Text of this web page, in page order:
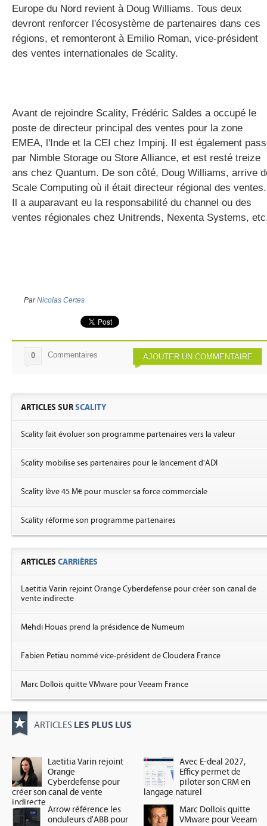
Europe du Nord revient à Doug Williams. Tous deux
devront renforcer l'écosystème de partenaires dans ces
régions, et remonteront à Emilio Roman, vice-président
des ventes internationales de Scality.
Avant de rejoindre Scality, Frédéric Saldes a occupé le
poste de directeur principal des ventes pour la zone
EMEA, l'Inde et la CEI chez Impinj. Il est également
par Nimble Storage ou Store Alliance, et est resté treize
ans chez Quantum. De son côté, Doug Williams, arrive
Scale Computing où il était directeur régional des ventes.
Il a auparavant eu la responsabilité du channel ou des
ventes régionales chez Unitrends, Nexenta Systems,
ParNicolas Certes
AJOUTER UN COMMENTAIRE
0 Commentaires
ARTICLES SURSCALITY
Scality fait évoluer son programme partenaires vers la valeur
Scality mobilise ses partenaires pour le lancement d'ADI
Scality lève 45 M€ pour muscler sa force commerciale
Scality réforme son programme partenaires
ARTICLES CARRIÈRES
Laetitia Varin rejoint Orange Cyberdefense pour créer son canal de
vente indirecte
Mehdi Houas prend la présidence de Numeum
Fabien Petiau nommé vice-président de Cloudera France
Marc Dollois quitte VMware pour Veeam France
ARTICLES LES PLUS LUS
Laetitia Varin rejoint
Orange
Cyberdefense pour
créer son canal de vente
indirecte
Avec E-deal 2027,
Efficy permet de
piloter son CRM en
langage naturel
Arrow référence les
onduleurs d'ABB pour
Marc Dollois quitte
VMware pour Veeam